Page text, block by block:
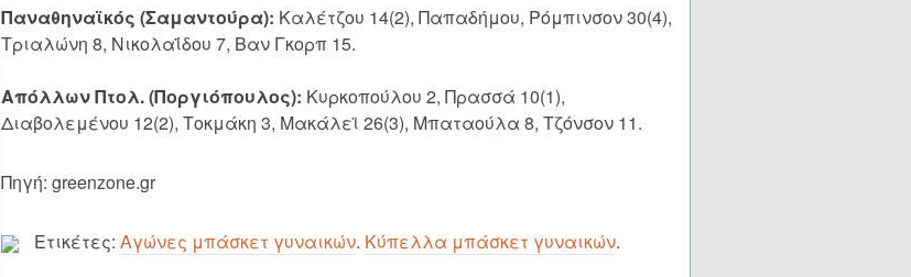
Παναθηναϊκός (Σαμαντούρα): Καλέτζου 14(2), Παπαδήμου, Ρόμπινσον 30(4),
Τριαλώνη 8, Νικολαΐδου 7, Βαν Γκορπ 15.
Απόλλων Πτολ. (Ποργιόπουλος): Κυρκοπούλου 2, Πρασσά 10(1),
Διαβολεμένου 12(2), Τοκμάκη 3, Μακάλεϊ 26(3), Μπαταούλα 8, Τζόνσον 11.
Πηγή: greenzone.gr
Ετικέτες: Αγώνες μπάσκετ γυναικών. Κύπελλα μπάσκετ γυναικών.